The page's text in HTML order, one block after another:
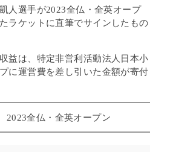
人選手が2023全仏・全英オープ
ラケットに直筆でサインしたもの
益は、特定非営利活動法人日本小
に運営費を差し引いた金額が寄付
2023全仏・全英オープン